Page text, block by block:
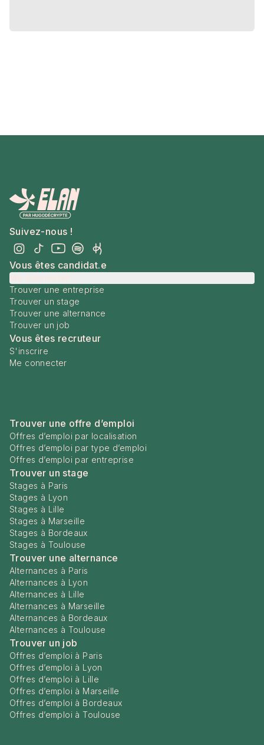
Suivez-nous !
Vous êtes candidat.e
Trouver une entreprise
Trouver un stage
Trouver une alternance
Trouver un job
Vous êtes recruteur
S'inscrire
Me connecter
Trouver une offre d’emploi
Offres d’emploi par localisation
Offres d’emploi par type d’emploi
Offres d’emploi par entreprise
Trouver un stage
Stages à Paris
Stages à Lyon
Stages à Lille
Stages à Marseille
Stages à Bordeaux
Stages à Toulouse
Trouver une alternance
Alternances à Paris
Alternances à Lyon
Alternances à Lille
Alternances à Marseille
Alternances à Bordeaux
Alternances à Toulouse
Trouver un job
Offres d’emploi à Paris
Offres d’emploi à Lyon
Offres d’emploi à Lille
Offres d’emploi à Marseille
Offres d’emploi à Bordeaux
Offres d’emploi à Toulouse